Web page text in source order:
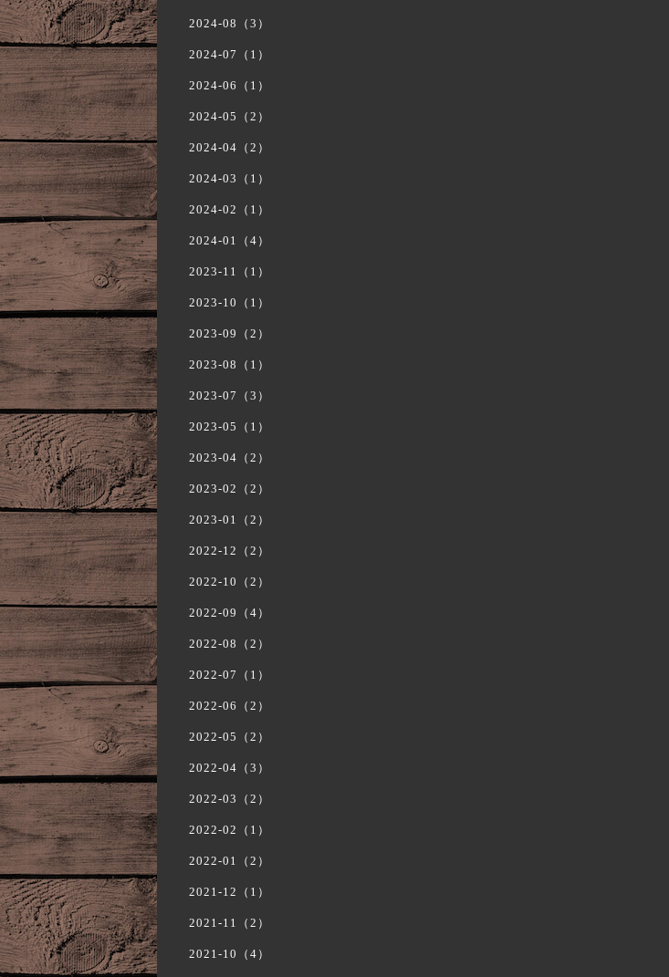
2024-08（3）
2024-07（1）
2024-06（1）
2024-05（2）
2024-04（2）
2024-03（1）
2024-02（1）
2024-01（4）
2023-11（1）
2023-10（1）
2023-09（2）
2023-08（1）
2023-07（3）
2023-05（1）
2023-04（2）
2023-02（2）
2023-01（2）
2022-12（2）
2022-10（2）
2022-09（4）
2022-08（2）
2022-07（1）
2022-06（2）
2022-05（2）
2022-04（3）
2022-03（2）
2022-02（1）
2022-01（2）
2021-12（1）
2021-11（2）
2021-10（4）